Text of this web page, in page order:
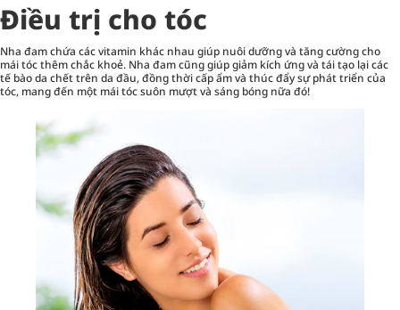
Điều trị cho tóc
Nha đam chứa các vitamin khác nhau giúp nuôi dưỡng và tăng cường cho
mái tóc thêm chắc khoẻ. Nha đam cũng giúp giảm kích ứng và tái tạo lại các
tế bào da chết trên da đầu, đồng thời cấp ẩm và thúc đẩy sự phát triển của
tóc, mang đến một mái tóc suôn mượt và sáng bóng nữa đó!